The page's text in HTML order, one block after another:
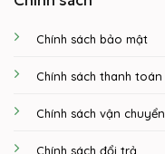
Chính sách bảo mật
Chính sách thanh toán
Chính sách vận chuyển
Chính sách đổi trả